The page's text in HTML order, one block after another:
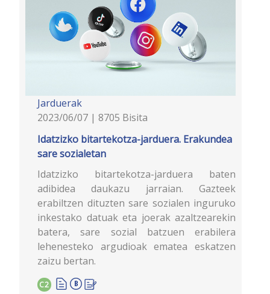
Jarduerak
2023/06/07 | 8705 Bisita
Idatzizko bitartekotza-jarduera. Erakundea
sare sozialetan
Idatzizko bitartekotza-jarduera baten
adibidea daukazu jarraian. Gazteek
erabiltzen dituzten sare sozialen inguruko
inkestako datuak eta joerak azaltzearekin
batera, sare sozial batzuen erabilera
lehenesteko argudioak ematea eskatzen
zaizu bertan.
C2